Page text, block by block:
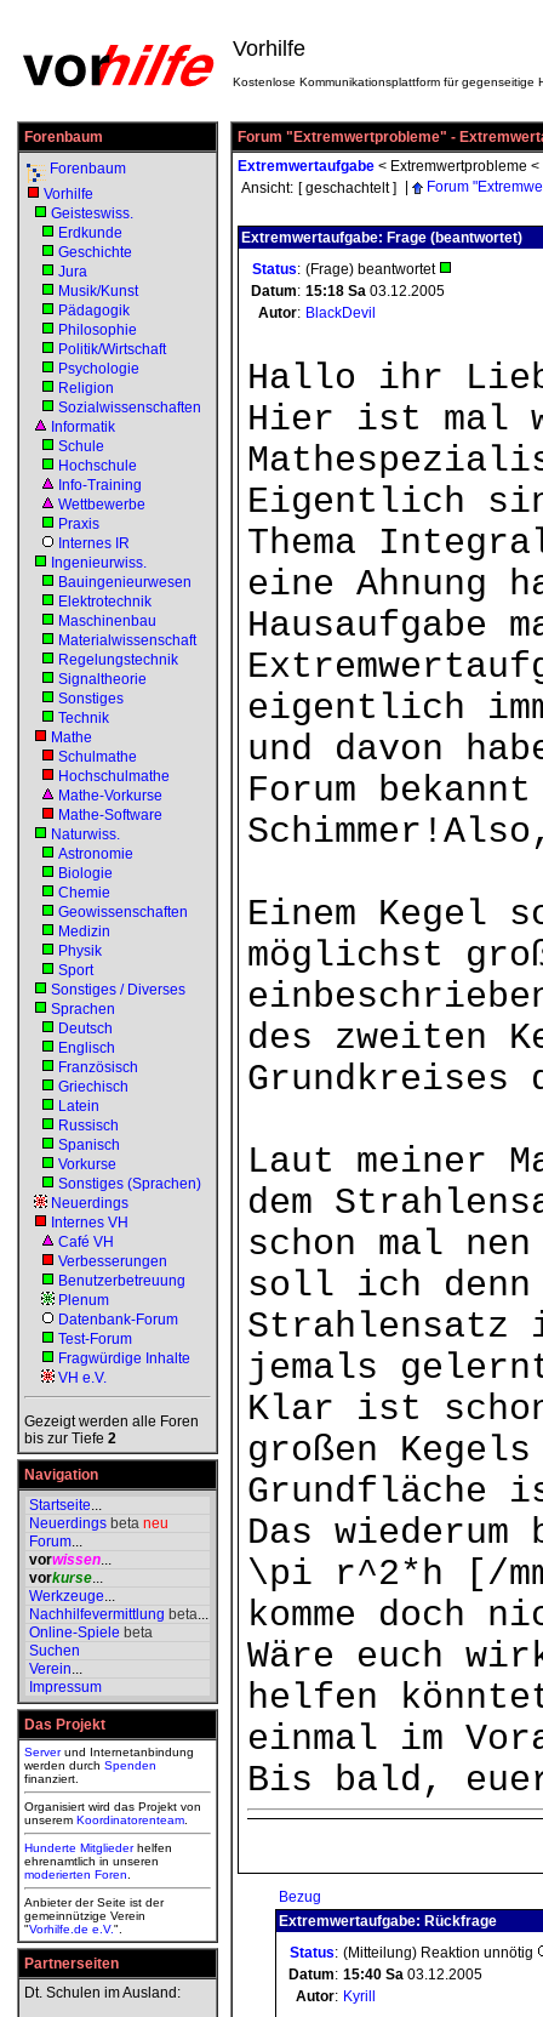
Vorhilfe
Kostenlose Kommunikationsplattform für gegenseitige
Forenbaum
Forenbaum
Vorhilfe
Geisteswiss.
Erdkunde
Geschichte
Jura
Musik/Kunst
Pädagogik
Philosophie
Politik/Wirtschaft
Psychologie
Religion
Sozialwissenschaften
Informatik
Schule
Hochschule
Info-Training
Wettbewerbe
Praxis
Internes IR
Ingenieurwiss.
Bauingenieurwesen
Elektrotechnik
Maschinenbau
Materialwissenschaft
Regelungstechnik
Signaltheorie
Sonstiges
Technik
Mathe
Schulmathe
Hochschulmathe
Mathe-Vorkurse
Mathe-Software
Naturwiss.
Astronomie
Biologie
Chemie
Geowissenschaften
Medizin
Physik
Sport
Sonstiges / Diverses
Sprachen
Deutsch
Englisch
Französisch
Griechisch
Latein
Russisch
Spanisch
Vorkurse
Sonstiges (Sprachen)
Neuerdings
Internes VH
Café VH
Verbesserungen
Benutzerbetreuung
Plenum
Datenbank-Forum
Test-Forum
Fragwürdige Inhalte
VH e.V.
Gezeigt werden alle Foren
bis zur Tiefe 2
Navigation
Startseite...
Neuerdings beta neu
Forum...
vorwissen...
vorkurse...
Werkzeuge...
Nachhilfevermittlung beta...
Online-Spiele beta
Suchen
Verein...
Impressum
Das Projekt
Serverund Internetanbindung
werden durch Spenden
finanziert.
Organisiert wird das Projekt von
unserem Koordinatorenteam
Hunderte Mitgliederhelfen
ehrenamtlich in unseren
moderierten Foren
Anbieter der Seite ist der
gemeinnützige Verein
"Vorhilfe.de e.V.".
Partnerseiten
Dt. Schulen im Ausland:
Forum "Extremwertprobleme" -
Extremwertaufgabe < Extremwertprobleme <
Ansicht: [ geschachtelt ] Forum
Extremwertaufgabe: Frage (beantwortet)
Status: (Frage) beantwortet
Datum: 15:18 Sa 03.12.2005
Autor: BlackDevil
Hallo ihr
Hier ist mal
Eigentlich
Thema
eine Ahnung
Hausaufgabe
eigentlich
und davon
Forum
Einem Kegel
möglichst
des zweiten
Laut meiner
dem
schon mal
soll ich denn
Strahlensatz
jemals
Klar ist
großen
Grundfläche
Das
\pi r^2*h [/
komme doch
Wäre euch
helfen
einmal im
Bis bald,
Bezug
Extremwertaufgabe: Rückfrage
Status: (Mitteilung) Reaktion unnötig
Datum: 15:40 Sa 03.12.2005
Autor: Kyrill